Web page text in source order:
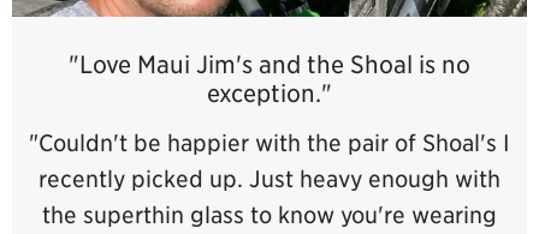
"Love Maui Jim's and the Shoal is no
exception."
"Couldn't be happier with the pair of Shoal's I
recently picked up. Just heavy enough with
the superthin glass to know you're wearing